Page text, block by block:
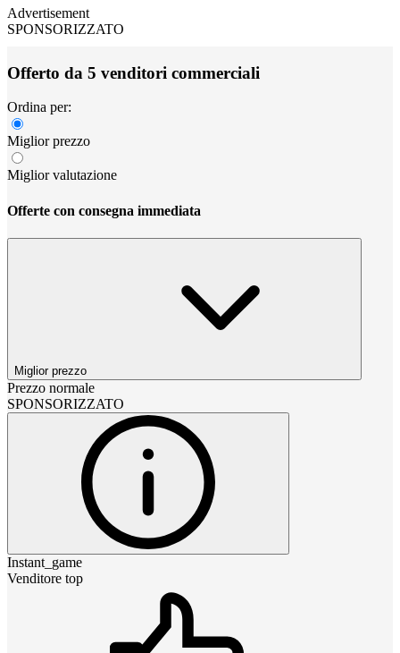
Advertisement
SPONSORIZZATO
Offerto da 5 venditori commerciali
Ordina per:
Miglior prezzo
Miglior valutazione
Offerte con consegna immediata
Miglior prezzo
Prezzo normale
SPONSORIZZATO
Instant_game
Venditore top